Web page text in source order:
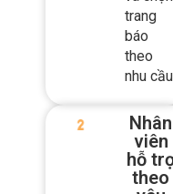
hàng
tìm hiểu
và chọn
trang
nhu cầu.
Nhân